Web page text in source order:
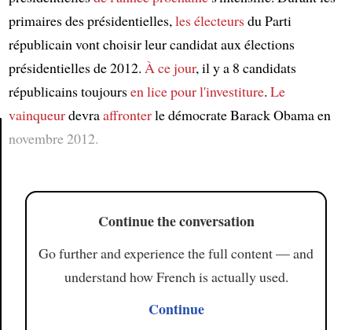
primaires des présidentielles,les électeursdu Parti
républicain vont choisir leur candidat aux élections
présidentielles de 2012. À ce jour, il y a 8 candidats
républicains toujoursen licepour l'investiture. Le
vainqueurdevraaffronterle démocrate Barack Obama en
novembre 2012.
Continue the conversation
Go further and experience the full content — and
understand how French is actually used.
Continue